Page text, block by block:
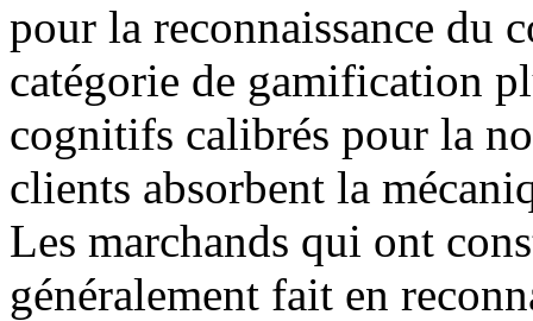
pour la reconnaissance du
catégorie de gamification
cognitifs calibrés pour la
clients absorbent la
Les marchands qui ont
généralement fait en